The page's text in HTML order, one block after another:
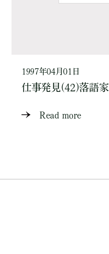
1997年04月01日
仕事発見(42)落語家
Read more